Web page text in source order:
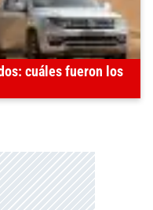
cuáles fueron los